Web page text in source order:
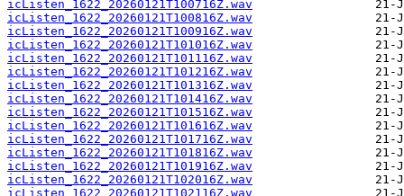
icListen_1622_20260121T100716Z.wav
icListen_1622_20260121T100816Z.wav
icListen_1622_20260121T100916Z.wav
icListen_1622_20260121T101016Z.wav
icListen_1622_20260121T101116Z.wav
icListen_1622_20260121T101216Z.wav
icListen_1622_20260121T101316Z.wav
icListen_1622_20260121T101416Z.wav
icListen_1622_20260121T101516Z.wav
icListen_1622_20260121T101616Z.wav
icListen_1622_20260121T101716Z.wav
icListen_1622_20260121T101816Z.wav
icListen_1622_20260121T101916Z.wav
icListen_1622_20260121T102016Z.wav
icListen_1622_20260121T102116Z.wav